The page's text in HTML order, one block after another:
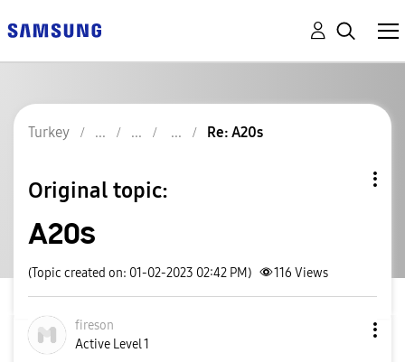
Turkey Re: A20s
Original topic:
A20s
(Topic created on: 01-02-2023 02:42 PM) 116 Views
fireson
Active Level 1